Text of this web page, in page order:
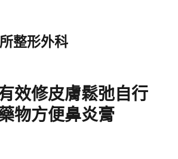
整形外科
效修皮膚鬆弛自行
物方便鼻炎膏